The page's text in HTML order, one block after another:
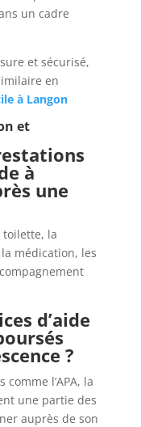
un cadre
et sécurisé,
en
à Langon
et
à
une
toilette, la
médication, les
d’aide
?
l’APA, la
une partie des
auprès de son